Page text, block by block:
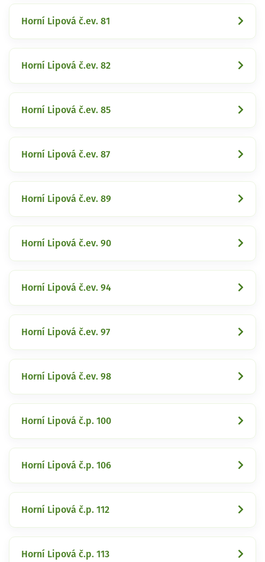
Horní Lipová č.ev. 81
Horní Lipová č.ev. 82
Horní Lipová č.ev. 85
Horní Lipová č.ev. 87
Horní Lipová č.ev. 89
Horní Lipová č.ev. 90
Horní Lipová č.ev. 94
Horní Lipová č.ev. 97
Horní Lipová č.ev. 98
Horní Lipová č.p. 100
Horní Lipová č.p. 106
Horní Lipová č.p. 112
Horní Lipová č.p. 113